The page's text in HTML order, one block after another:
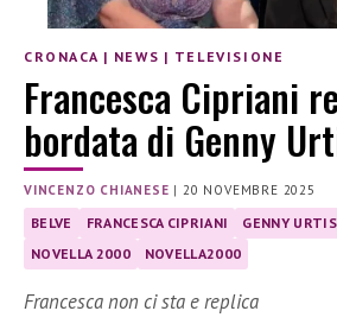
CRONACA | NEWS | TELEVISIONE
Francesca Cipriani
bordata di Genny
VINCENZO CHIANESE |20 NOVEMBRE 2025
BELVE FRANCESCA CIPRIANI GENNY URTIS
NOVELLA 2000
NOVELLA2000
Francesca non ci sta e replica